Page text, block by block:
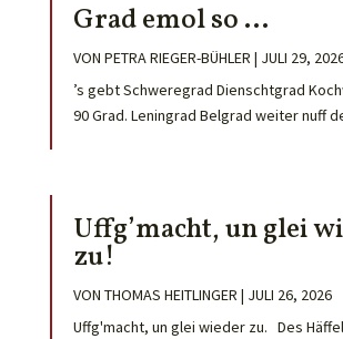
Grad emol so …
VON PETRA RIEGER-BÜHLER | JULI 29,
’s gebt Schweregrad Dienschtgrad
90 Grad. Leningrad Belgrad weiter nuff
Uffg’macht, un glei
zu!
VON THOMAS HEITLINGER | JULI 26, 2026
Uffg'macht, un glei wieder zu. Des